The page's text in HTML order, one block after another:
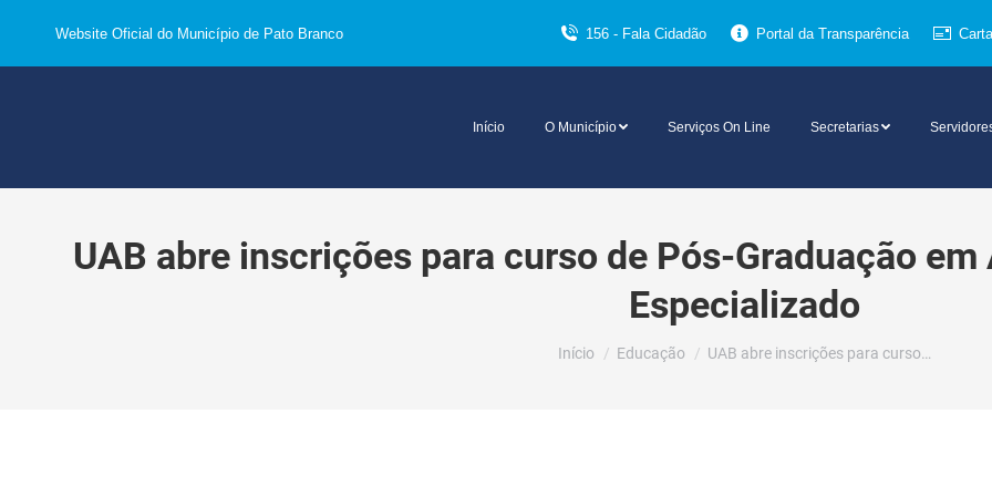
Website Oficial do Município de Pato Branco 156 - Fala Cidadão Portal da Transparência
Início O Município Serviços On Line Secretarias
UAB abre inscrições para curso de Pós-Graduação
Especializado
Você está aqui:
Início Educação UAB abre inscrições para curso…